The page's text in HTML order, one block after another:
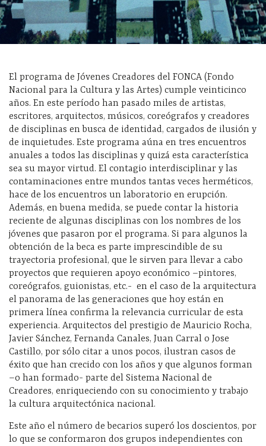
El programa de Jóvenes Creadores del FONCA (Fondo
Nacional para la Cultura y las Artes) cumple veinticinco
años. En este período han pasado miles de artistas,
escritores, arquitectos, músicos, coreógrafos y creadores
de disciplinas en busca de identidad, cargados de ilusión y
de inquietudes. Este programa aúna en tres encuentros
anuales a todos las disciplinas y quizá esta característica
sea su mayor virtud. El contagio interdisciplinar y las
contaminaciones entre mundos tantas veces herméticos,
hace de los encuentros un laboratorio en erupción.
Además, en buena medida, se puede contar la historia
reciente de algunas disciplinas con los nombres de los
jóvenes que pasaron por el programa. Si para algunos la
obtención de la beca es parte imprescindible de su
trayectoria profesional, que le sirven para llevar a cabo
proyectos que requieren apoyo económico –pintores,
coreógrafos, guionistas, etc.- en el caso de la arquitectura
el panorama de las generaciones que hoy están en
primera línea confirma la relevancia curricular de esta
experiencia. Arquitectos del prestigio de Mauricio Rocha,
Javier Sánchez, Fernanda Canales, Juan Carral o Jose
Castillo, por sólo citar a unos pocos, ilustran casos de
éxito que han crecido con los años y que algunos forman
–o han formado- parte del Sistema Nacional de
Creadores, enriqueciendo con su conocimiento y trabajo
la cultura arquitectónica nacional.
Este año el número de becarios superó los doscientos, por
lo que se conformaron dos grupos independientes con